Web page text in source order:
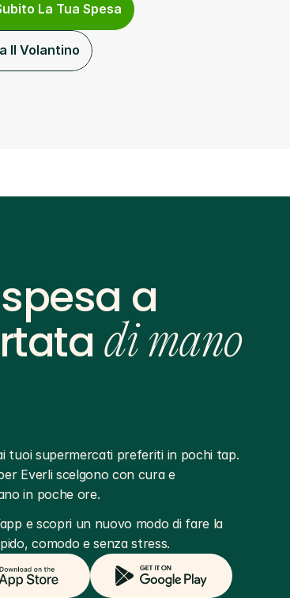
La Tua Spesa
Il Volantino
a
di mano
tuoi supermercati preferiti in pochi tap.
Everli scelgono con cura e
in poche ore.
e scopri un nuovo modo di fare la
comodo e senza stress.